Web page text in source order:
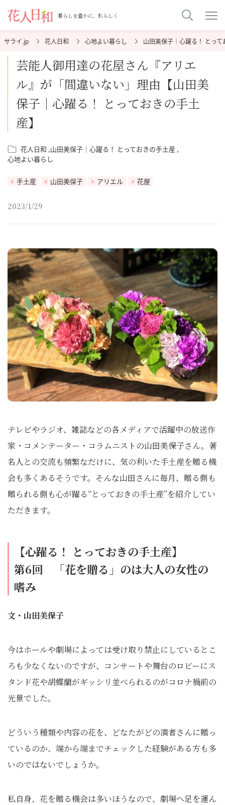
暮らしを豊かに、私らしく
花人日和 心地よい暮らし 山田美保子｜心躍る！ とって
芸能人御用達の花屋さん『アリエ
ル』が「間違いない」理由【山田美
保子｜心躍る！ とっておきの手土
産】
花人日和 山田美保子｜心躍る！ とっておきの手土産
心地よい暮らし
手土産 山田美保子 アリエル 花屋
2023/1/29
テレビやラジオ、雑誌などの各メディアで活躍中の放送作
家・コメンテーター・コラムニストの山田美保子さん。著
名人との交流も頻繁なだけに、気の利いた手土産を贈る機
会も多くあるそうです。そんな山田さんに毎月、贈る側も
贈られる側も心が躍る“とっておきの手土産”を紹介してい
ただきます。
【心躍る！ とっておきの手土産】
第6回
「花を贈る」のは大人の女性の
嗜み
文・山田美保子
今はホールや劇場によっては受け取り禁止にしているとこ
ろも少なくないのですが、コンサートや舞台のロビーにス
タンド花や胡蝶蘭がギッシリ並べられるのがコロナ禍前の
光景でした。
どういう種類や内容の花を、どなたがどの演者さんに贈っ
ているのか、端から端までチェックした経験がある方も多
いのではないでしょうか。
私自身、花を贈る機会は多いほうなので、劇場へ足を運ん